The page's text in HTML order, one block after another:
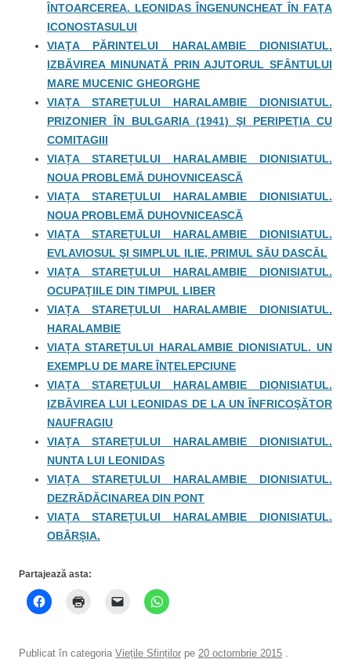
ÎNTOARCEREA. LEONIDAS ÎNGENUNCHEAT ÎN FAŢA
ICONOSTASULUI
VIAŢA PĂRINTELUI HARALAMBIE DIONISIATUL.
IZBĂVIREA MINUNATĂ PRIN AJUTORUL SFÂNTULUI
MARE MUCENIC GHEORGHE
VIAȚA STAREȚULUI HARALAMBIE DIONISIATUL.
PRIZONIER ÎN BULGARIA (1941) ŞI PERIPEŢIA CU
COMITAGIII
VIAȚA STAREȚULUI HARALAMBIE DIONISIATUL.
NOUA PROBLEMĂ DUHOVNICEASCĂ
VIAȚA STAREȚULUI HARALAMBIE DIONISIATUL.
NOUA PROBLEMĂ DUHOVNICEASCĂ
VIAȚA STAREȚULUI HARALAMBIE DIONISIATUL.
EVLAVIOSUL ŞI SIMPLUL ILIE, PRIMUL SĂU DASCĂL
VIAȚA STAREȚULUI HARALAMBIE DIONISIATUL.
OCUPAŢIILE DIN TIMPUL LIBER
VIAȚA STAREȚULUI HARALAMBIE DIONISIATUL.
HARALAMBIE
VIAȚA STAREȚULUI HARALAMBIE DIONISIATUL. UN
EXEMPLU DE MARE ÎNŢELEPCIUNE
VIAȚA STAREȚULUI HARALAMBIE DIONISIATUL.
IZBĂVIREA LUI LEONIDAS DE LA UN ÎNFRICOŞĂTOR
NAUFRAGIU
VIAȚA STAREȚULUI HARALAMBIE DIONISIATUL.
NUNTA LUI LEONIDAS
VIAȚA STAREȚULUI HARALAMBIE DIONISIATUL.
DEZRĂDĂCINAREA DIN PONT
VIAȚA STAREȚULUI HARALAMBIE DIONISIATUL.
OBÂRȘIA.
Partajează asta:
Publicat în categoria Viețile Sfinților pe 20 octombrie 2015